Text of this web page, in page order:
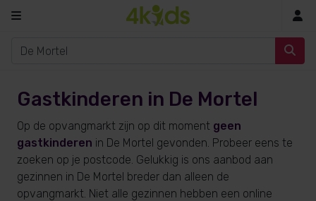
Gastkinderen in De Mortel
Op de opvangmarkt zijn op dit moment geen
gastkinderen in De Mortel gevonden. Probeer eens te
zoeken op je postcode. Gelukkig is ons aanbod aan
gezinnen in De Mortel breder dan alleen de
opvangmarkt. Niet alle gezinnen hebben een online